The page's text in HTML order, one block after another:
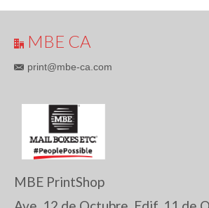
MBE CA
print@mbe-ca.com
MBE PrintShop